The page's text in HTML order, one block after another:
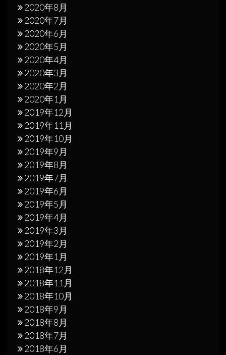
2020年8月
2020年7月
2020年6月
2020年5月
2020年4月
2020年3月
2020年2月
2020年1月
2019年12月
2019年11月
2019年10月
2019年9月
2019年8月
2019年7月
2019年6月
2019年5月
2019年4月
2019年3月
2019年2月
2019年1月
2018年12月
2018年11月
2018年10月
2018年9月
2018年8月
2018年7月
2018年6月